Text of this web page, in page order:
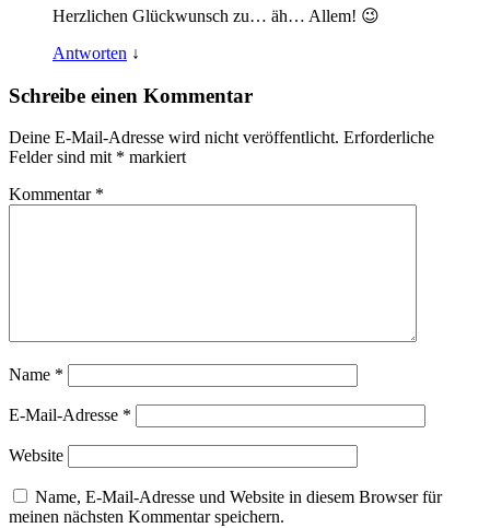
Herzlichen Glückwunsch zu… äh… Allem! 😉
Antworten ↓
Schreibe einen Kommentar
Deine E-Mail-Adresse wird nicht veröffentlicht. Erforderliche
Felder sind mit * markiert
Kommentar *
Name *
E-Mail-Adresse *
Website
Name, E-Mail-Adresse und Website in diesem Browser für
meinen nächsten Kommentar speichern.